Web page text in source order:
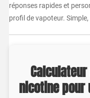
réponses rapides et
profil de vapoteur.
nicotine pour